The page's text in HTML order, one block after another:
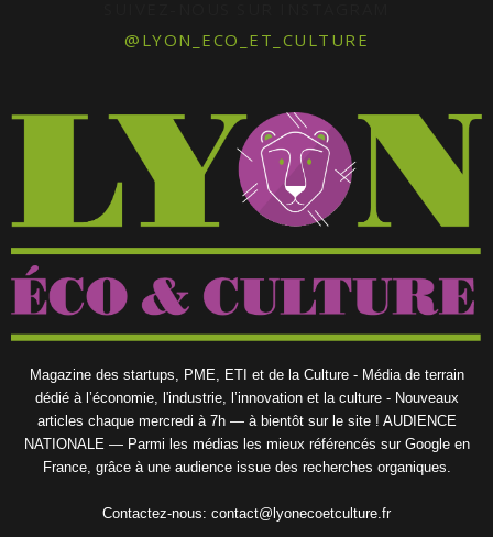
@LYON_ECO_ET_CULTURE
Magazine des startups, PME, ETI et de la Culture - Média de terrain
dédié à l’économie, l'industrie, l’innovation et la culture - Nouveaux
articles chaque mercredi à 7h — à bientôt sur le site ! AUDIENCE
NATIONALE — Parmi les médias les mieux référencés sur Google en
France, grâce à une audience issue des recherches organiques.
Contactez-nous: contact@lyonecoetculture.fr